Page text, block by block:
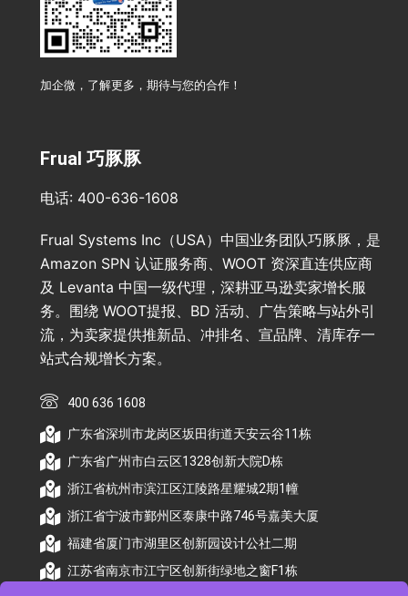
加企微，了解更多，期待与您的合作！
Frual 巧豚豚
电话: 400-636-1608
Frual Systems Inc（USA）中国业务团队巧豚豚，是
Amazon SPN 认证服务商、WOOT 资深直连供应商
及 Levanta 中国一级代理，深耕亚马逊卖家增长服
务。围绕 WOOT提报、BD 活动、广告策略与站外引
流，为卖家提供推新品、冲排名、宣品牌、清库存一
站式合规增长方案。
400 636 1608
广东省深圳市龙岗区坂田街道天安云谷11栋
广东省广州市白云区1328创新大院D栋
浙江省杭州市滨江区江陵路星耀城2期1幢
浙江省宁波市鄞州区泰康中路746号嘉美大厦
福建省厦门市湖里区创新园设计公社二期
江苏省南京市江宁区创新街绿地之窗F1栋